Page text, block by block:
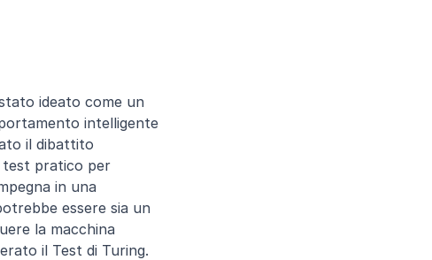
ideato come un
intelligente
il dibattito
test pratico per
in una
essere sia un
la macchina
il Test di Turing.